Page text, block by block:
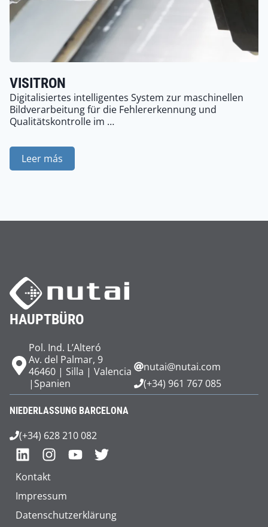
VISITRON
Digitalisiertes intelligentes System zur maschinellen
Bildverarbeitung für die Fehlererkennung und
Qualitätskontrolle im …
Leer más
HAUPTBÜRO
Pol. Ind. L’Alteró
Av. del Palmar, 9
46460 | Silla | Valencia
|Spanien
nutai@nutai.com
(+34) 961 767 085
NIEDERLASSUNG BARCELONA
(+34) 628 210 082
Kontakt
Impressum
Datenschutzerklärung